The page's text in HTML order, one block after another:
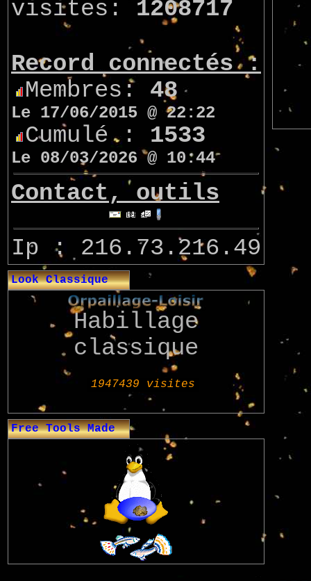
visites: 1208717
Record connectés :
Membres: 48
Le 17/06/2015 @ 22:22
Cumulé : 1533
Le 08/03/2026 @ 10:44
Contact, outils
Ip : 216.73.216.49
Look Classique
Habillage
classique
Free Tools Made